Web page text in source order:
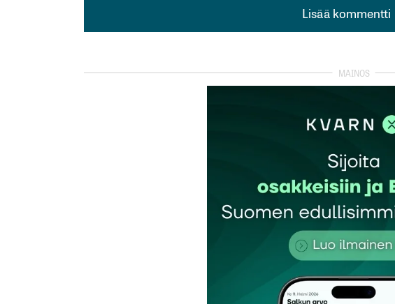
Lisää kommentti
Lisää kommentti
Pakolliset kentät on